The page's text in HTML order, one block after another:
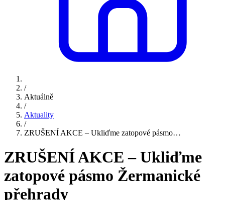
/
Aktuálně
/
Aktuality
/
ZRUŠENÍ AKCE – Ukliďme zatopové pásmo…
ZRUŠENÍ AKCE – Ukliďme
zatopové pásmo Žermanické
přehrady